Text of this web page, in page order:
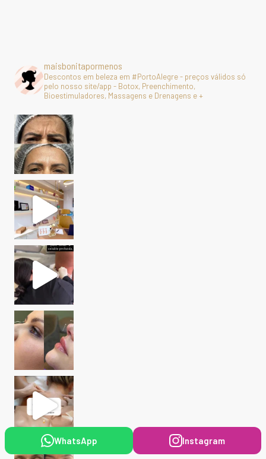
maisbonitapormenos
Descontos em beleza em #PortoAlegre - preços válidos só
pelo nosso site/app - Botox, Preenchimento,
Bioestimuladores, Massagens e Drenagens e +
WhatsApp Instagram